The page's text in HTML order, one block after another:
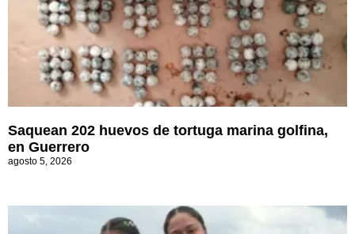
Saquean 202 huevos de tortuga marina golfina,
en Guerrero
agosto 5, 2026